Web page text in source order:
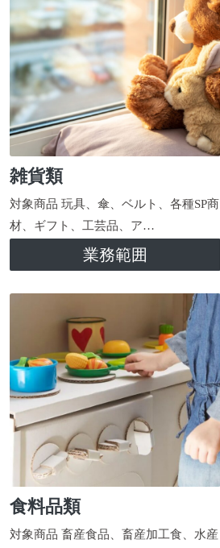
雑貨類
対象商品 玩具、傘、ベルト、各種SP商
材、ギフト、工芸品、ア…
業務範囲
食料品類
対象商品 畜産食品、畜産加工食、水産